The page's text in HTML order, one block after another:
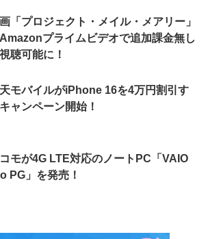
「プロジェクト・メイル・メアリー」
プライムビデオで追加課金無し
聴可能に！
モバイルがiPhone 16を4万円割引す
ャンペーン開始！
コモが4G LTE対応のノートPC「VAIO
PG」を発売！